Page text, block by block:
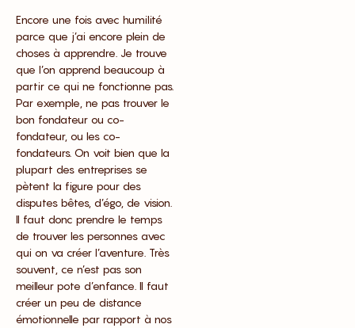
Encore une fois avec humilité
parce que j’ai encore plein de
choses à apprendre. Je trouve
que l’on apprend beaucoup à
partir ce qui ne fonctionne pas.
Par exemple, ne pas trouver le
bon fondateur ou co-
fondateur, ou les co-
fondateurs. On voit bien que la
plupart des entreprises se
pètent la figure pour des
disputes bêtes, d’égo, de vision.
Il faut donc prendre le temps
de trouver les personnes avec
qui on va créer l’aventure. Très
souvent, ce n’est pas son
meilleur pote d’enfance. Il faut
créer un peu de distance
émotionnelle par rapport à nos